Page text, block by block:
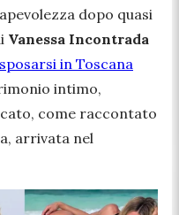
dopo quasi
Vanessa Incontrada
in Toscana
intimo,
come raccontato
arrivata nel